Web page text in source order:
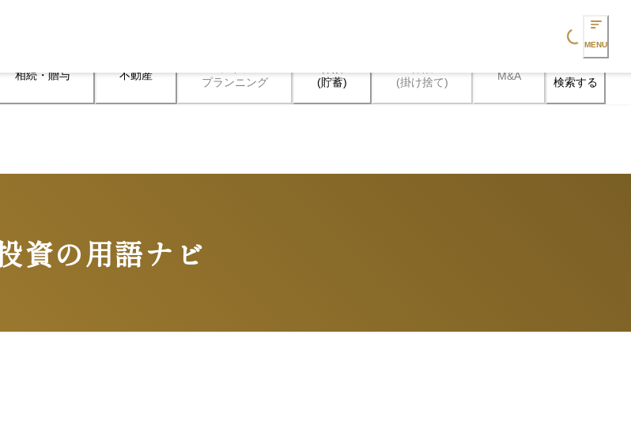
Loading... MENU
相続・贈与 不動産
プランニング
(貯蓄)
(掛け捨て)
M&A 検索する
資の用語ナビ